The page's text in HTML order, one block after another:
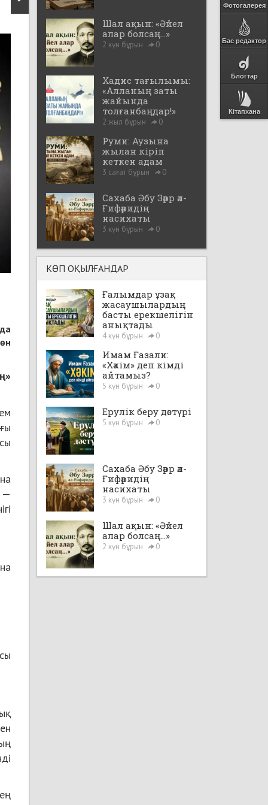
Фотогалерея
Бас редактор
Блогтар
Кітапхана
—
Шал ақын: «Әйел
алар болсаң...»
2 күн бұрын 0
Хадис тағылымы:
«Алланың заты
жайында
толғанбаңдар!»
2 жыл бұрын 0
Руми: Аузына
жылан кіріп
кеткен адам
3 сағат бұрын 0
Сахаба Әбу Зәрр әл-
Ғифәридің
насихаты
3 күн бұрын 0
КӨП ОҚЫЛҒАНДАР
Ғалымдар ұзақ
жасаушылардың
басты ерекшелігін
анықтады
4 күн бұрын 0
Имам Ғазали:
«Хәкім» деп кімді
айтамыз?
5 күн бұрын 0
Ерулік беру дәстүрі
5 күн бұрын 0
Сахаба Әбу Зәрр әл-
Ғифәридің
насихаты
3 күн бұрын 0
Шал ақын: «Әйел
алар болсаң...»
2 күн бұрын 0